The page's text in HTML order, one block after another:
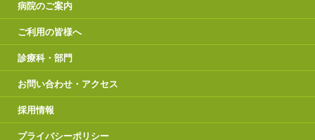
病院のご案内
ご利用の皆様へ
診療科・部門
お問い合わせ・アクセス
採用情報
プライバシーポリシー